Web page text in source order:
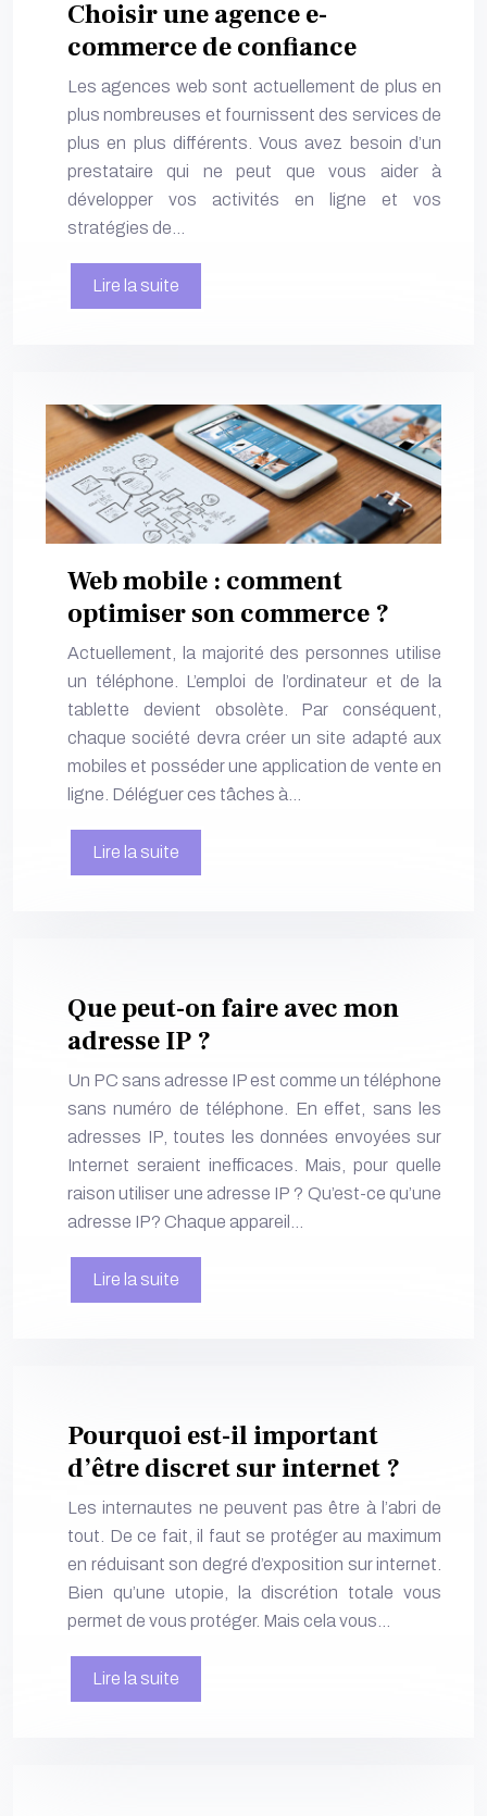
Choisir une agence e-
commerce de confiance
Les agences web sont actuellement de plus en
plus nombreuses et fournissent des services de
plus en plus différents. Vous avez besoin d’un
prestataire qui ne peut que vous aider à
développer vos activités en ligne et vos
stratégies de…
Lire la suite
Web mobile : comment
optimiser son commerce ?
Actuellement, la majorité des personnes utilise
un téléphone. L’emploi de l’ordinateur et de la
tablette devient obsolète. Par conséquent,
chaque société devra créer un site adapté aux
mobiles et posséder une application de vente en
ligne. Déléguer ces tâches à…
Lire la suite
Que peut-on faire avec mon
adresse IP ?
Un PC sans adresse IP est comme un téléphone
sans numéro de téléphone. En effet, sans les
adresses IP, toutes les données envoyées sur
Internet seraient inefficaces. Mais, pour quelle
raison utiliser une adresse IP ? Qu’est-ce qu’une
adresse IP? Chaque appareil…
Lire la suite
Pourquoi est-il important
d’être discret sur internet ?
Les internautes ne peuvent pas être à l’abri de
tout. De ce fait, il faut se protéger au maximum
en réduisant son degré d’exposition sur internet.
Bien qu’une utopie, la discrétion totale vous
permet de vous protéger. Mais cela vous…
Lire la suite